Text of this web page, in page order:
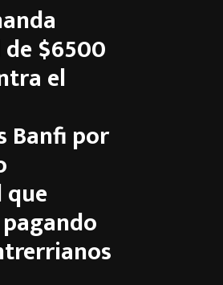
$6500
el
Banfi por